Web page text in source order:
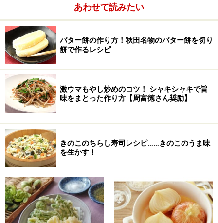
スライスチーズ 1枚
パン粉
小麦粉
■その他
あわせて読みたい
バター餅の作り方！秋田名物のバター餅を切り
餅で作るレシピ
激ウマもやし炒めのコツ！ シャキシャキで旨
味をまとった作り方【周富徳さん奨励】
きのこのちらし寿司レシピ……きのこのうま味
を生かす！